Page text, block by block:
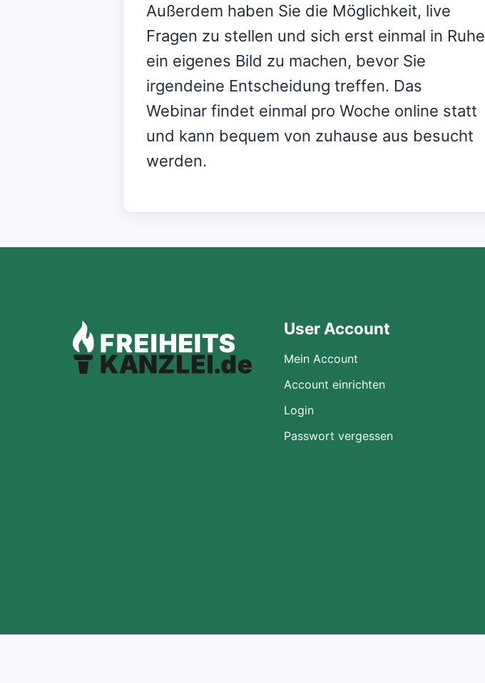
Außerdem haben Sie die Möglichkeit, live
Fragen zu stellen und sich erst einmal in Ruhe
ein eigenes Bild zu machen, bevor Sie
irgendeine Entscheidung treffen. Das
Webinar findet einmal pro Woche online statt
und kann bequem von zuhause aus besucht
werden.
User Account
Mein Account
Account einrichten
Login
Passwort vergessen